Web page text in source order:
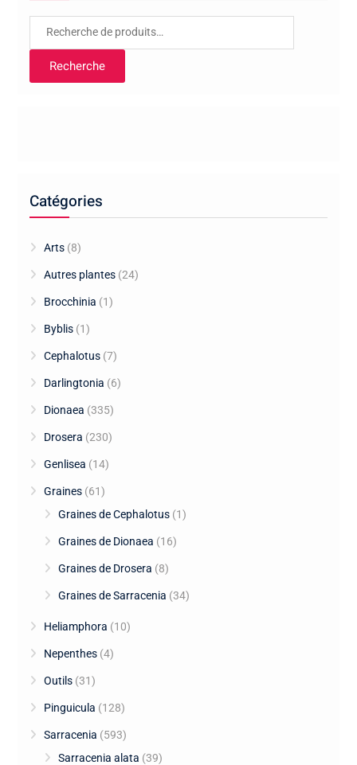
Recherche
Recherche
Catégories
Arts (8)
Autres plantes (24)
Brocchinia (1)
Byblis (1)
Cephalotus (7)
Darlingtonia (6)
Dionaea (335)
Drosera (230)
Genlisea (14)
Graines (61)
Graines de Cephalotus (1)
Graines de Dionaea (16)
Graines de Drosera (8)
Graines de Sarracenia (34)
Heliamphora (10)
Nepenthes (4)
Outils (31)
Pinguicula (128)
Sarracenia (593)
Sarracenia alata (39)